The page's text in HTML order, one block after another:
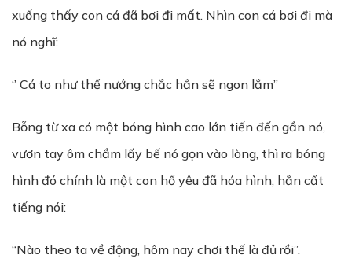
xuống thấy con cá đã bơi đi mất. Nhìn con cá bơi đi mà
nó nghĩ:
‘’ Cá to như thế nướng chắc hẳn sẽ ngon lắm’’
Bỗng từ xa có một bóng hình cao lớn tiến đến gần nó,
vươn tay ôm chầm lấy bế nó gọn vào lòng, thì ra bóng
hình đó chính là một con hổ yêu đã hóa hình, hắn cất
tiếng nói:
“Nào theo ta về động, hôm nay chơi thế là đủ rồi”.